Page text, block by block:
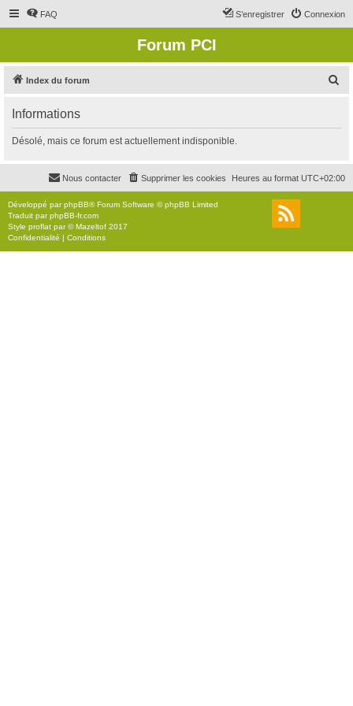
FAQ Connexion
S’enregistrer
Forum PCI
Index du forum
r
c
r
Informations
Désolé, mais ce forum est actuellement indisponible.
Heures au format UTC+02:00
Supprimer les cookies
Nous contacter
Développé parphpBB® Forum Software © phpBB Limited
Traduit parphpBB-fr.com
Style proflat par ©Mazeltof 2017
Confidentialité | Conditions